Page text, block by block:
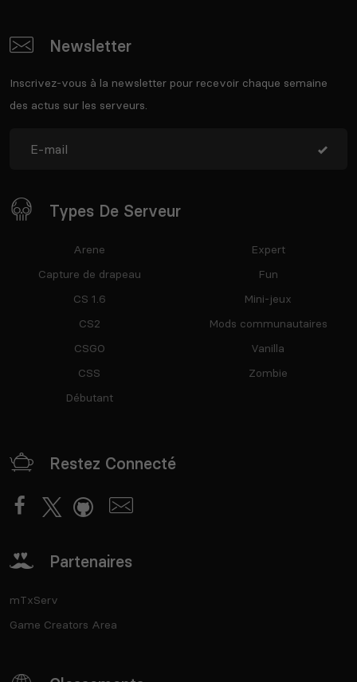
Newsletter
Inscrivez-vous à la newsletter pour recevoir chaque semaine
des actus sur les serveurs.
Types De Serveur
Arene
Capture de drapeau
CS 1.6
CS2
CSGO
CSS
Débutant
Expert
Fun
Mini-jeux
Mods communautaires
Vanilla
Zombie
Restez Connecté
Partenaires
mTxServ
Game Creators Area